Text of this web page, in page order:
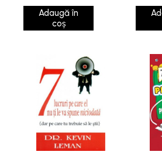
Adaugă în
coș